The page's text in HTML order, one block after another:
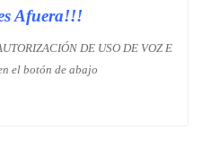
Afuera!!!
DE USO DE VOZ E
el botón de abajo